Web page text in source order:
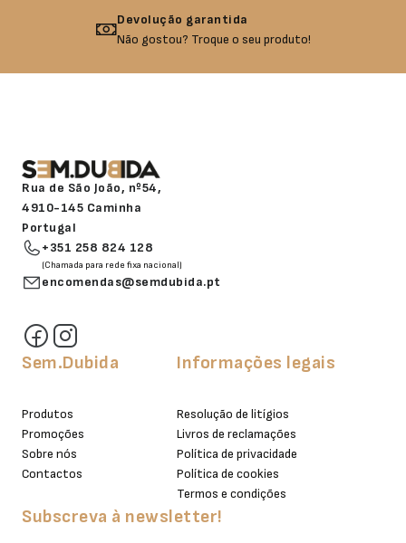
Devolução garantida
Não gostou? Troque o seu produto!
Rua de São João, nº54,
4910-145 Caminha
Portugal
+351 258 824 128
(Chamada para rede fixa nacional)
encomendas@semdubida.pt
Sem.Dubida
Produtos
Promoções
Sobre nós
Contactos
Informações legais
Resolução de litígios
Livros de reclamações
Política de privacidade
Política de cookies
Termos e condições
Subscreva à newsletter!